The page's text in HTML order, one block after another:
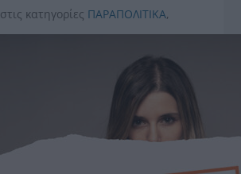
στις κατηγορίες ΠΑΡΑΠΟΛΙΤΙΚΑ,